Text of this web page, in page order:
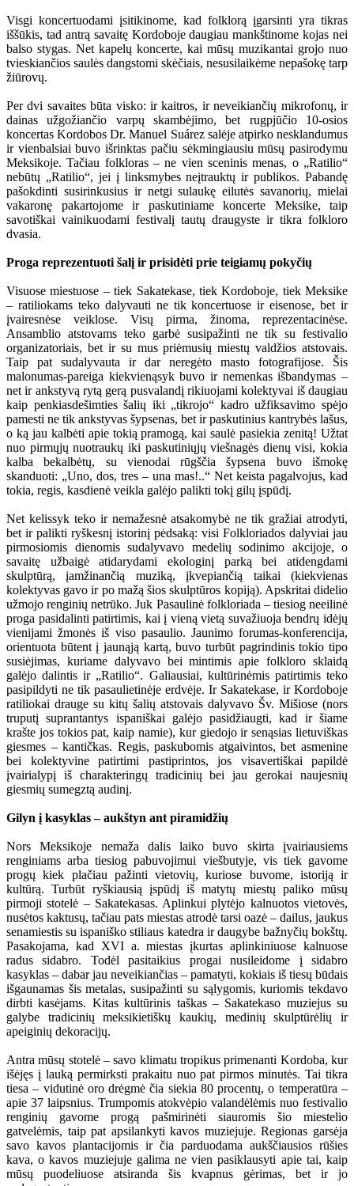
Visgi koncertuodami įsitikinome, kad folklorą įgarsinti yra tikras
iššūkis, tad antrą savaitę Kordoboje daugiau mankštinome kojas nei
balso stygas. Net kapelų koncerte, kai mūsų muzikantai grojo nuo
tvieskiančios saulės dangstomi skėčiais, nesusilaikėme nepašokę tarp
žiūrovų.
Per dvi savaites būta visko: ir kaitros, ir neveikiančių mikrofonų, ir
dainas užgožiančio varpų skambėjimo, bet rugpjūčio 10-osios
koncertas Kordobos Dr. Manuel Suárez salėje atpirko nesklandumus
ir vienbalsiai buvo išrinktas pačiu sėkmingiausiu mūsų pasirodymu
Meksikoje. Tačiau folkloras – ne vien sceninis menas, o „Ratilio“
nebūtų „Ratilio“, jei į linksmybes neįtrauktų ir publikos. Pabandę
pašokdinti susirinkusius ir netgi sulaukę eilutės savanorių, mielai
vakaronę pakartojome ir paskutiniame koncerte Meksike, taip
savotiškai vainikuodami festivalį tautų draugyste ir tikra folkloro
dvasia.
Proga reprezentuoti šalį ir prisidėti prie teigiamų pokyčių
Visuose miestuose – tiek Sakatekase, tiek Kordoboje, tiek Meksike
– ratiliokams teko dalyvauti ne tik koncertuose ir eisenose, bet ir
įvairesnėse veiklose. Visų pirma, žinoma, reprezentacinėse.
Ansamblio atstovams teko garbė susipažinti ne tik su festivalio
organizatoriais, bet ir su mus priėmusių miestų valdžios atstovais.
Taip pat sudalyvauta ir dar neregėto masto fotografijose. Šis
malonumas-pareiga kiekvienąsyk buvo ir nemenkas išbandymas –
net ir ankstyvą rytą gerą pusvalandį rikiuojami kolektyvai iš daugiau
kaip penkiasdešimties šalių iki „tikrojo“ kadro užfiksavimo spėjo
pamesti ne tik ankstyvas šypsenas, bet ir paskutinius kantrybės lašus,
o ką jau kalbėti apie tokią pramogą, kai saulė pasiekia zenitą! Užtat
nuo pirmųjų nuotraukų iki paskutiniųjų viešnagės dienų visi, kokia
kalba bekalbėtų, su vienodai rūgščia šypsena buvo išmokę
skanduoti: „Uno, dos, tres – una mas!..“ Net keista pagalvojus, kad
tokia, regis, kasdienė veikla galėjo palikti tokį gilų įspūdį.
Net kelissyk teko ir nemažesnė atsakomybė ne tik gražiai atrodyti,
bet ir palikti ryškesnį istorinį pėdsaką: visi Folkloriados dalyviai jau
pirmosiomis dienomis sudalyvavo medelių sodinimo akcijoje, o
savaitę užbaigė atidarydami ekologinį parką bei atidengdami
skulptūrą, įamžinančią muziką, įkvepiančią taikai (kiekvienas
kolektyvas gavo ir po mažą šios skulptūros kopiją). Apskritai didelio
užmojo renginių netrūko. Juk Pasaulinė folkloriada – tiesiog neeilinė
proga pasidalinti patirtimis, kai į vieną vietą suvažiuoja bendrų idėjų
vienijami žmonės iš viso pasaulio. Jaunimo forumas-konferencija,
orientuota būtent į jaunąją kartą, buvo turbūt pagrindinis tokio tipo
susiėjimas, kuriame dalyvavo bei mintimis apie folkloro sklaidą
galėjo dalintis ir „Ratilio“. Galiausiai, kultūrinėmis patirtimis teko
pasipildyti ne tik pasaulietinėje erdvėje. Ir Sakatekase, ir Kordoboje
ratiliokai drauge su kitų šalių atstovais dalyvavo Šv. Mišiose (nors
truputį suprantantys ispaniškai galėjo pasidžiaugti, kad ir šiame
krašte jos tokios pat, kaip namie), kur giedojo ir senąsias lietuviškas
giesmes – kantičkas. Regis, paskubomis atgaivintos, bet asmenine
bei kolektyvine patirtimi pastiprintos, jos visavertiškai papildė
įvairialypį iš charakteringų tradicinių bei jau gerokai naujesnių
giesmių sumegztą audinį.
Gilyn į kasyklas – aukštyn ant piramidžių
Nors Meksikoje nemaža dalis laiko buvo skirta įvairiausiems
renginiams arba tiesiog pabuvojimui viešbutyje, vis tiek gavome
progų kiek plačiau pažinti vietovių, kuriose buvome, istoriją ir
kultūrą. Turbūt ryškiausią įspūdį iš matytų miestų paliko mūsų
pirmoji stotelė – Sakatekasas. Aplinkui plytėjo kalnuotos vietovės,
nusėtos kaktusų, tačiau pats miestas atrodė tarsi oazė – dailus, jaukus
senamiestis su ispaniško stiliaus katedra ir daugybe bažnyčių bokštų.
Pasakojama, kad XVI a. miestas įkurtas aplinkiniuose kalnuose
radus sidabro. Todėl pasitaikius progai nusileidome į sidabro
kasyklas – dabar jau neveikiančias – pamatyti, kokiais iš tiesų būdais
išgaunamas šis metalas, susipažinti su sąlygomis, kuriomis tekdavo
dirbti kasėjams. Kitas kultūrinis taškas – Sakatekaso muziejus su
galybe tradicinių meksikietiškų kaukių, medinių skulptūrėlių ir
apeiginių dekoracijų.
Antra mūsų stotelė – savo klimatu tropikus primenanti Kordoba, kur
išėjęs į lauką permirksti prakaitu nuo pat pirmos minutės. Tai tikra
tiesa – vidutinė oro drėgmė čia siekia 80 procentų, o temperatūra –
apie 37 laipsnius. Trumpomis atokvėpio valandėlėmis nuo festivalio
renginių gavome progą pašmirinėti siauromis šio miestelio
gatvelėmis, taip pat apsilankyti kavos muziejuje. Regionas garsėja
savo kavos plantacijomis ir čia parduodama aukščiausios rūšies
kava, o kavos muziejuje galima ne vien pasiklausyti apie tai, kaip
mūsų puodeliuose atsiranda šis kvapnus gėrimas, bet ir jo